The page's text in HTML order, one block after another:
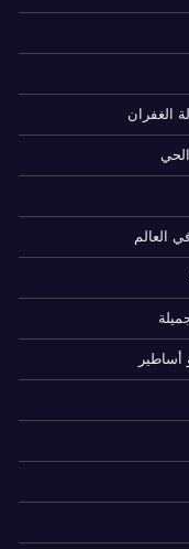
الغفران
العالم